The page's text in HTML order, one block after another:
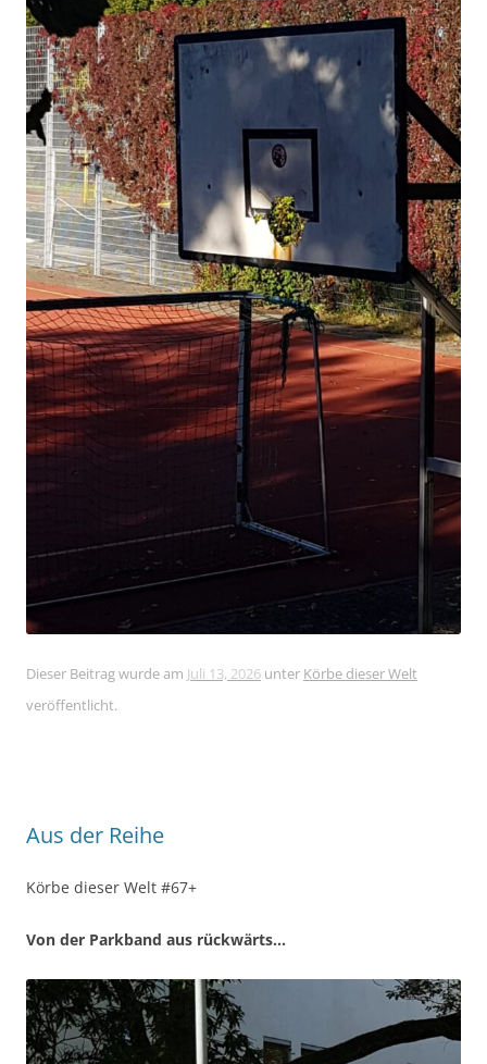
Dieser Beitrag wurde am Juli 13, 2026 unter Körbe dieser Welt
veröffentlicht.
Aus der Reihe
Körbe dieser Welt #67+
Von der Parkband aus rückwärts…